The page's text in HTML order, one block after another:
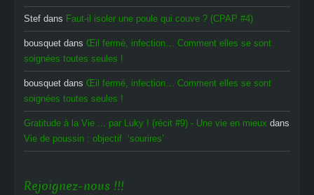
Stef dans Faut-il isoler une poule qui couve ? (CPAP #4)
bousquet dans Œil fermé, infection… Comment elles se sont
soignées toutes seules !
bousquet dans Œil fermé, infection… Comment elles se sont
soignées toutes seules !
Gratitude à la Vie ... par Luky ! (récit #9) - Une vie en mieux dans
Vie de poussin : objectif ‘sourires’
Rejoignez-nous !!!